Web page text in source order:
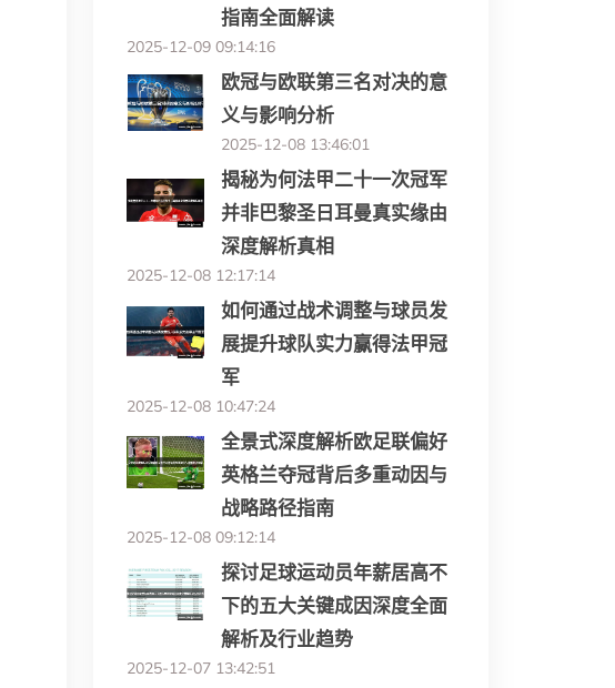
指南全面解读
2025-12-09 09:14:16
欧冠与欧联第三名对决的意
义与影响分析
2025-12-08 13:46:01
揭秘为何法甲二十一次冠军
并非巴黎圣日耳曼真实缘由
深度解析真相
2025-12-08 12:17:14
如何通过战术调整与球员发
展提升球队实力赢得法甲冠
军
2025-12-08 10:47:24
全景式深度解析欧足联偏好
英格兰夺冠背后多重动因与
战略路径指南
2025-12-08 09:12:14
探讨足球运动员年薪居高不
下的五大关键成因深度全面
解析及行业趋势
2025-12-07 13:42:51